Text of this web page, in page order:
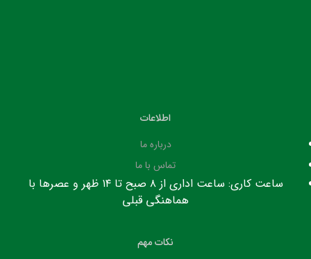
اطلاعات
درباره ما
تماس با ما
ساعت کاری: ساعت اداری از ۸ صبح تا ۱۴ ظهر و عصرها با
هماهنگی قبلی
نکات مهم